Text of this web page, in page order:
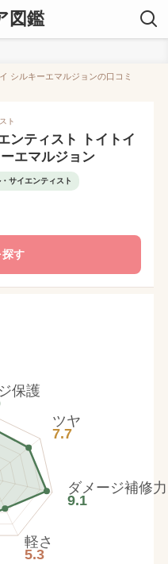
図鑑
シルキーエマルジョンの口コミ
ト
ンティスト トイトイ
エマルジョン
・サイエンティスト
す
保護
ツヤ
7.7
ダメージ補修力
9.1
軽さ
5.3